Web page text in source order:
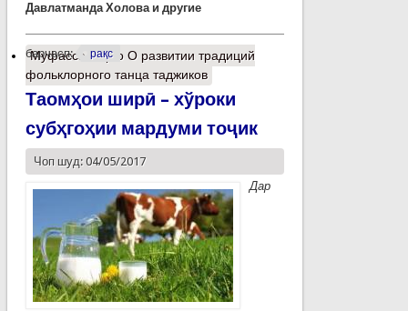
Давлатманда Холова и другие
барчасп: рақс
Муфассалтаро О развитии традиций
фольклорного танца таджиков
Таомҳои ширӣ – хўроки
субҳгоҳии мардуми тоҷик
Чоп шуд: 04/05/2017
Дар